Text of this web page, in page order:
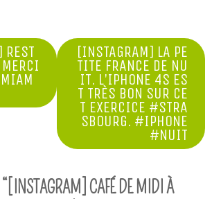
REST [INSTAGRAM] LA PE
TITE FRANCE DE NU
IT. L'IPHONE 4S ES
T TRÈS BON SUR CE
T EXERCICE #STRA
SBOURG. #IPHONE
#NUIT
[INSTAGRAM] CAFÉ DE MIDI À